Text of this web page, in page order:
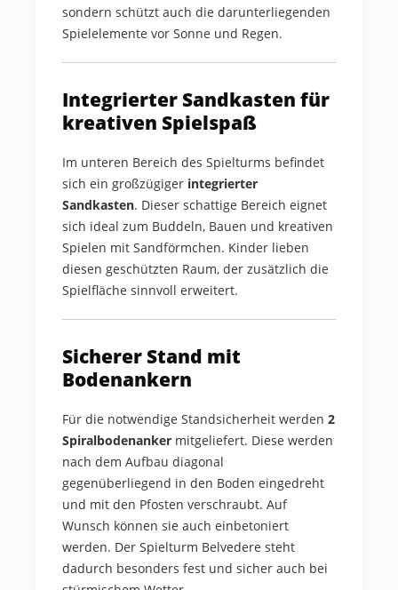
sondern schützt auch die darunterliegenden
Spielelemente vor Sonne und Regen.
Integrierter Sandkasten für
kreativen Spielspaß
Im unteren Bereich des Spielturms befindet
sich ein großzügiger integrierter
Sandkasten. Dieser schattige Bereich eignet
sich ideal zum Buddeln, Bauen und kreativen
Spielen mit Sandförmchen. Kinder lieben
diesen geschützten Raum, der zusätzlich die
Spielfläche sinnvoll erweitert.
Sicherer Stand mit
Bodenankern
Für die notwendige Standsicherheit werden 2
Spiralbodenanker mitgeliefert. Diese werden
nach dem Aufbau diagonal
gegenüberliegend in den Boden eingedreht
und mit den Pfosten verschraubt. Auf
Wunsch können sie auch einbetoniert
werden. Der Spielturm Belvedere steht
dadurch besonders fest und sicher auch bei